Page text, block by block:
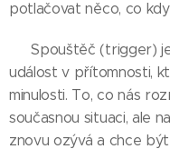
potlačovat něco, co
👉 Spouštěč (trigger)
událost v přítomnosti,
minulosti. To, co nás
současnou situaci, ale
znovu ozývá a chce